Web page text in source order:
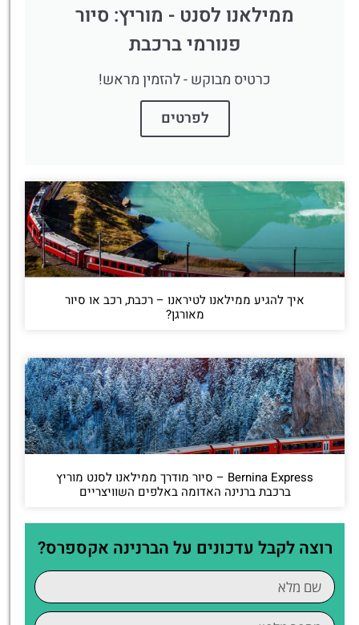
ממילאנו לסנט - מוריץ: סיור
פנורמי ברכבת
כרטיס מבוקש - להזמין מראש!
לפרטים
איך להגיע ממילאנו לטיראנו – רכבת, רכב או סיור
מאורגן?
Bernina Express – סיור מודרך ממילאנו לסנט מוריץ
ברכבת ברנינה האדומה באלפים השוויצריים
רוצה לקבל עדכונים על הברנינה אקספרס?